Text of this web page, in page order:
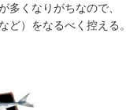
多くなりがちなので、
ど）をなるべく控える。